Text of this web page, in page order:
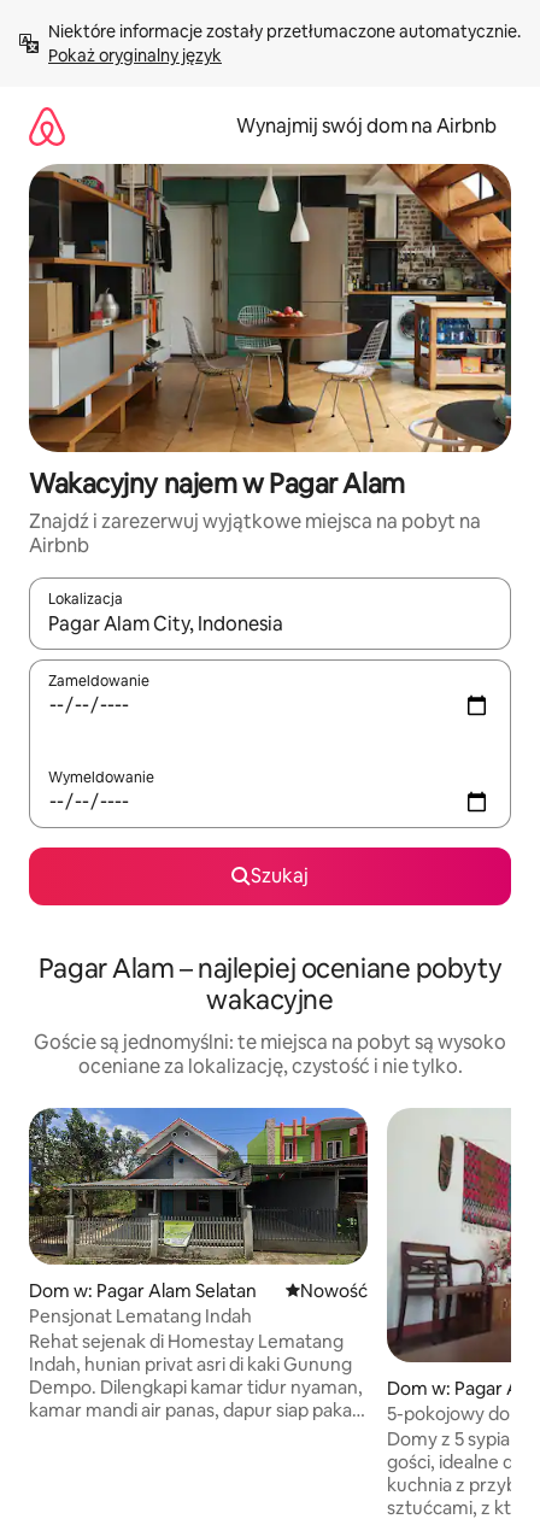
treści Pokaż oryginalny język
Wynajmij swój dom na Airbnb
Wakacyjny najem w Pagar Alam
Znajdź i zarezerwuj wyjątkowe miejsca na pobyt na
Airbnb
Lokalizacja
Gdy wyniki będą dostępne, możesz poruszać się po nich za
Zameldowanie
Wymeldowanie
Szukaj
Pagar Alam – najlepiej oceniane pobyty
wakacyjne
Goście są jednomyślni: te miejsca na pobyt są wysoko
oceniane za lokalizację, czystość i nie tylko.
Dom w: Pagar Alam Selatan Nowe miejsce pobytu
Nowość
Pensjonat Lematang Indah
Rehat sejenak di Homestay Lematang
Indah, hunian privat asri di kaki Gunung
Dempo. Dilengkapi kamar tidur nyaman,
kamar mandi air panas, dapur siap pakai,
Dom w: Pagar
5-pokojowy dom
Domy z 5
gości, idealne dla grup.
kuchnia z
sztućcami, z